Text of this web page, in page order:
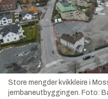
Store mengder kvikkleire i
jernbaneutbyggingen. Foto: